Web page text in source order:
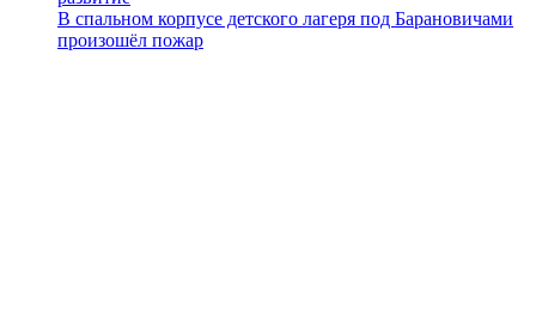
В спальном корпусе детского лагеря под Барановичами
произошёл пожар